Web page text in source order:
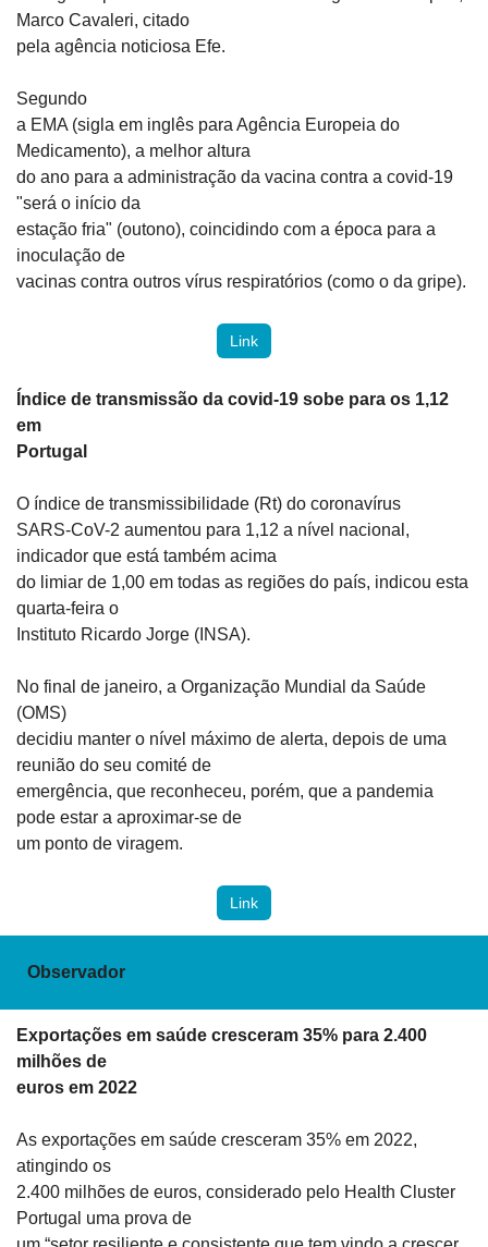
Marco Cavaleri, citado
pela agência noticiosa Efe.
Segundo
a EMA (sigla em inglês para Agência Europeia do
Medicamento), a melhor altura
do ano para a administração da vacina contra a covid-19
"será o início da
estação fria" (outono), coincidindo com a época para a
inoculação de
vacinas contra outros vírus respiratórios (como o da gripe).
Link
Índice de transmissão da covid-19 sobe para os 1,12
em
Portugal
O índice de transmissibilidade (Rt) do coronavírus
SARS-CoV-2 aumentou para 1,12 a nível nacional,
indicador que está também acima
do limiar de 1,00 em todas as regiões do país, indicou esta
quarta-feira o
Instituto Ricardo Jorge (INSA).
No final de janeiro, a Organização Mundial da Saúde
(OMS)
decidiu manter o nível máximo de alerta, depois de uma
reunião do seu comité de
emergência, que reconheceu, porém, que a pandemia
pode estar a aproximar-se de
um ponto de viragem.
Link
Observador
Exportações em saúde cresceram 35% para 2.400
milhões de
euros em 2022
As exportações em saúde cresceram 35% em 2022,
atingindo os
2.400 milhões de euros, considerado pelo Health Cluster
Portugal uma prova de